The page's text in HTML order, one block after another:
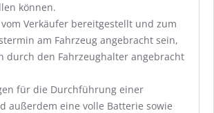
können.
Verkäufer bereitgestellt und zum
am Fahrzeug angebracht sein,
durch den Fahrzeughalter angebracht
für die Durchführung einer
außerdem eine volle Batterie sowie